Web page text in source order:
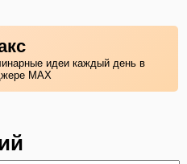
идеи каждый день в
MAX